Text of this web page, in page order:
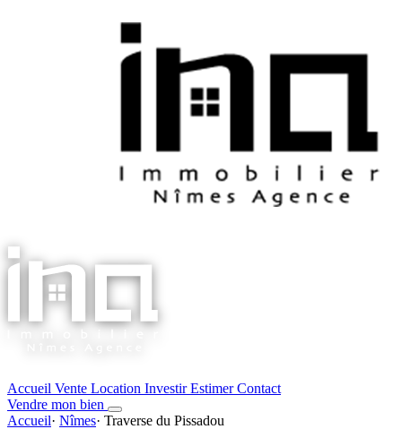
Accueil Vente Location InvestirEstimerContact
Vendre mon bien
Accueil· Nîmes· Traverse du Pissadou